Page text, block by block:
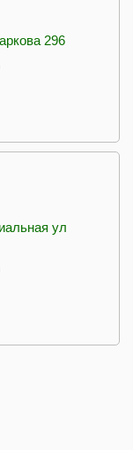
296
ул